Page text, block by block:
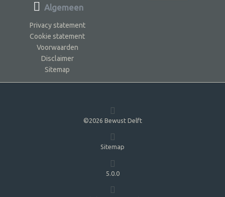
Algemeen
Privacy statement
Cookie statement
Voorwaarden
Disclaimer
Sitemap
©2026 Bewust Delft
Sitemap
5.0.0